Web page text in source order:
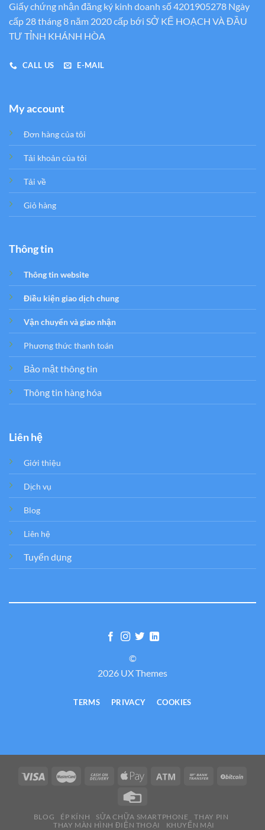
Giấy chứng nhận đăng ký kinh doanh số 4201905278 Ngày
cấp 28 tháng 8 năm 2020 cấp bới SỞ KẾ HOẠCH VÀ ĐẦU
TƯ TỈNH KHÁNH HÒA
CALL US E-MAIL
My account
Đơn hàng của tôi
Tải khoản của tôi
Tải về
Giỏ hàng
Thông tin
Thông tin website
Điều kiện giao dịch chung
Vận chuyển và giao nhận
Phương thức thanh toán
Bảo mật thông tin
Thông tin hàng hóa
Liên hệ
Giới thiệu
Dịch vụ
Blog
Liên hệ
Tuyển dụng
©
2026 UX Themes
TERMS PRIVACY COOKIES
BLOG ÉP KÍNH SỬA CHỮA SMARTPHONE
THAY PIN
THAY MÀN HÌNH ĐIỆN THOẠI
KHUYẾN MẠI